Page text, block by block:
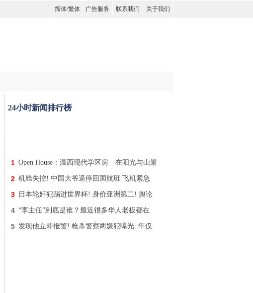
简体/繁体 广告服务 联系我们 关于我们
24小时新闻排行榜
1 Open House：温西现代学区房 在阳光与山景
2 机舱失控! 中国大爷逼停回国航班 飞机紧急
3 日本轮奸犯踢进世界杯! 身价亚洲第二! 舆论
4 “李主任”到底是谁？最近很多华人老板都在
5 发现他立即报警! 枪杀警察两嫌犯曝光: 年仅